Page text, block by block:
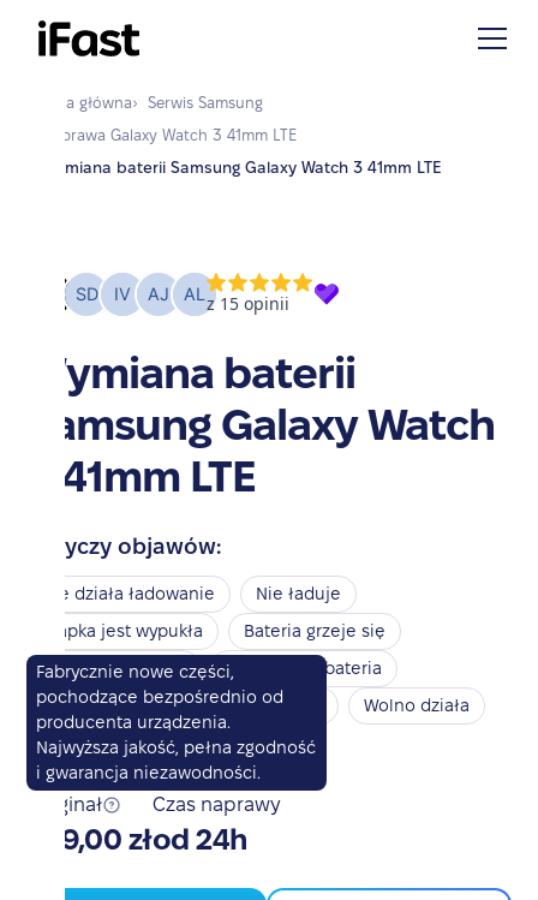
Strona główna› Serwis Samsung
Naprawa Galaxy Watch 3 41mm LTE
Wymiana baterii Samsung Galaxy Watch 3 41mm LTE
Wymiana baterii
Samsung Galaxy Watch
3 41mm LTE
Dotyczy objawów:
Nie działa ładowanie
Nie ładuje
Klapka jest wypukła
Bateria grzeje się
Bateria nie działa
Spuchnięta bateria
Nie włącza się
Przegrzewa się
Wolno działa
Szybko się rozładowuje
Oryginał
Fabrycznie nowe części,
pochodzące bezpośrednio od
producenta urządzenia.
Najwyższa jakość, pełna zgodność
i gwarancja niezawodności.
359,00 zł
Czas naprawy
od 24h